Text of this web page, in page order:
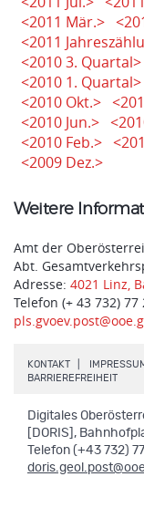
<2011 Mär.>
<2011
<2010 3. Quartal>
<2010 1. Quartal>
<2010 Okt.>
<2010 Jun.>
<2010 Feb.>
<2009 Dez.>
Weitere
Amt der
Abt.
Adresse: 4021 Linz,
Telefon (+ 43 732) 77
KONTAKT
BARRIEREFREIHEIT.
Digitales
[DORIS],
Telefon (+43 732)